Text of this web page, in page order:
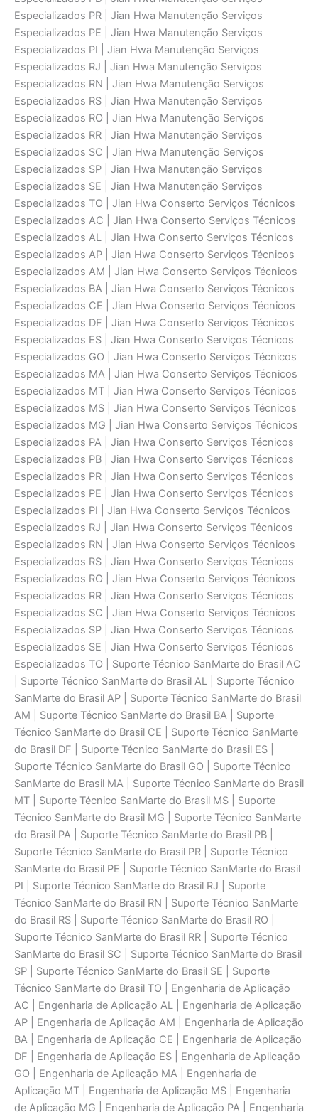
Especializados PR | Jian Hwa Manutenção Serviços
Especializados PE | Jian Hwa Manutenção Serviços
Especializados PI | Jian Hwa Manutenção Serviços
Especializados RJ | Jian Hwa Manutenção Serviços
Especializados RN | Jian Hwa Manutenção Serviços
Especializados RS | Jian Hwa Manutenção Serviços
Especializados RO | Jian Hwa Manutenção Serviços
Especializados RR | Jian Hwa Manutenção Serviços
Especializados SC | Jian Hwa Manutenção Serviços
Especializados SP | Jian Hwa Manutenção Serviços
Especializados SE | Jian Hwa Manutenção Serviços
Especializados TO | Jian Hwa Conserto Serviços Técnicos
Especializados AC | Jian Hwa Conserto Serviços Técnicos
Especializados AL | Jian Hwa Conserto Serviços Técnicos
Especializados AP | Jian Hwa Conserto Serviços Técnicos
Especializados AM | Jian Hwa Conserto Serviços Técnicos
Especializados BA | Jian Hwa Conserto Serviços Técnicos
Especializados CE | Jian Hwa Conserto Serviços Técnicos
Especializados DF | Jian Hwa Conserto Serviços Técnicos
Especializados ES | Jian Hwa Conserto Serviços Técnicos
Especializados GO | Jian Hwa Conserto Serviços Técnicos
Especializados MA | Jian Hwa Conserto Serviços Técnicos
Especializados MT | Jian Hwa Conserto Serviços Técnicos
Especializados MS | Jian Hwa Conserto Serviços Técnicos
Especializados MG | Jian Hwa Conserto Serviços Técnicos
Especializados PA | Jian Hwa Conserto Serviços Técnicos
Especializados PB | Jian Hwa Conserto Serviços Técnicos
Especializados PR | Jian Hwa Conserto Serviços Técnicos
Especializados PE | Jian Hwa Conserto Serviços Técnicos
Especializados PI | Jian Hwa Conserto Serviços Técnicos
Especializados RJ | Jian Hwa Conserto Serviços Técnicos
Especializados RN | Jian Hwa Conserto Serviços Técnicos
Especializados RS | Jian Hwa Conserto Serviços Técnicos
Especializados RO | Jian Hwa Conserto Serviços Técnicos
Especializados RR | Jian Hwa Conserto Serviços Técnicos
Especializados SC | Jian Hwa Conserto Serviços Técnicos
Especializados SP | Jian Hwa Conserto Serviços Técnicos
Especializados SE | Jian Hwa Conserto Serviços Técnicos
Especializados TO | Suporte Técnico SanMarte do Brasil AC
| Suporte Técnico SanMarte do Brasil AL | Suporte Técnico
SanMarte do Brasil AP | Suporte Técnico SanMarte do Brasil
AM | Suporte Técnico SanMarte do Brasil BA | Suporte
Técnico SanMarte do Brasil CE | Suporte Técnico SanMarte
do Brasil DF | Suporte Técnico SanMarte do Brasil ES |
Suporte Técnico SanMarte do Brasil GO | Suporte Técnico
SanMarte do Brasil MA | Suporte Técnico SanMarte do Brasil
MT | Suporte Técnico SanMarte do Brasil MS | Suporte
Técnico SanMarte do Brasil MG | Suporte Técnico SanMarte
do Brasil PA | Suporte Técnico SanMarte do Brasil PB |
Suporte Técnico SanMarte do Brasil PR | Suporte Técnico
SanMarte do Brasil PE | Suporte Técnico SanMarte do Brasil
PI | Suporte Técnico SanMarte do Brasil RJ | Suporte
Técnico SanMarte do Brasil RN | Suporte Técnico SanMarte
do Brasil RS | Suporte Técnico SanMarte do Brasil RO |
Suporte Técnico SanMarte do Brasil RR | Suporte Técnico
SanMarte do Brasil SC | Suporte Técnico SanMarte do Brasil
SP | Suporte Técnico SanMarte do Brasil SE | Suporte
Técnico SanMarte do Brasil TO | Engenharia de Aplicaçāo
AC | Engenharia de Aplicaçāo AL | Engenharia de Aplicaçāo
AP | Engenharia de Aplicaçāo AM | Engenharia de Aplicaçāo
BA | Engenharia de Aplicaçāo CE | Engenharia de Aplicaçāo
DF | Engenharia de Aplicaçāo ES | Engenharia de Aplicaçāo
GO | Engenharia de Aplicaçāo MA | Engenharia de
Aplicaçāo MT | Engenharia de Aplicaçāo MS | Engenharia
de Aplicaçāo MG | Engenharia de Aplicaçāo PA | Engenharia